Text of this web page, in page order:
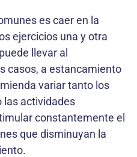
es caer en la
ejercicios una y otra
llevar al
casos, a estancamiento
variar tanto los
las actividades
constantemente el
que disminuyan la